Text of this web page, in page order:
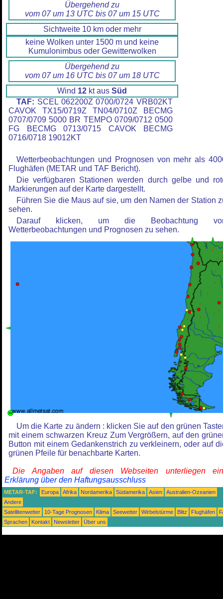
Übergehend zu
vom 07 um 13 UTC bis 07 um 15 UTC
Sichtweite 10 km oder mehr
keine Wolken unter 1500 m und keine
Kumulonimbus oder Gewitterwolken
Übergehend zu
vom 07 um 16 UTC bis 07 um 18 UTC
Wind 12 kt aus Süd
TAF: SCEL 062200Z 0700/0724 VRB02KT
CAVOK TX15/0719Z TN04/0710Z BECMG
0707/0709 5000 BR TEMPO 0709/0712 0500
FG BECMG 0713/0715 CAVOK BECMG
0716/0718 19012KT
Wetterbeobachtungen und Prognosen von mehr als
Flughäfen (METAR und TAF Bericht).
Die verfügbaren Stationen werden durch gelbe und
Markierungen auf der Karte dargestellt.
Führen Sie die Maus auf sie, um den Namen der Station
sehen.
Darauf klicken, um die Beobachtung
Wetterbeobachtungen und Prognosen zu sehen.
Um die Karte zu ändern : klicken Sie auf den grünen
mit einem schwarzen Kreuz Zum Vergrößern, auf den
Button mit einem Gedankenstrich zu verkleinern, oder auf
grünen Pfeile für benachbarte Karten.
Die Angaben auf diesen Webseiten unterliegen
Erklärung über den Haftungsausschluss
METAR-TAF: Europa Afrika Nordamerika Südamerika Asien
Australien-Ozeanien
Andere
Satellitenwetter
10-Tage Prognosen Klima Seewetter Wirbelstürme Blitz Flughäfen
Sprachen
Kontakt Newsletter Über uns